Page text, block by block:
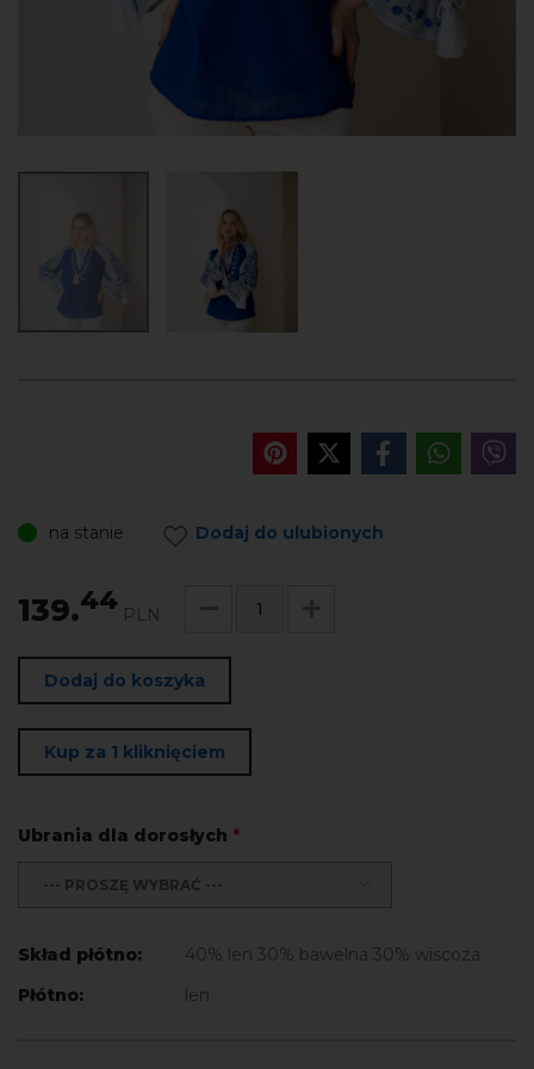
na stanie Dodaj do ulubionych
139.44 PLN
Dodaj do koszyka
Kup za 1 kliknięciem
Ubrania dla dorosłych *
--- PROSZĘ WYBRAĆ ---
Skład płótno:
40% len 30% bawelna 30% wiscoza
Płótno:
len